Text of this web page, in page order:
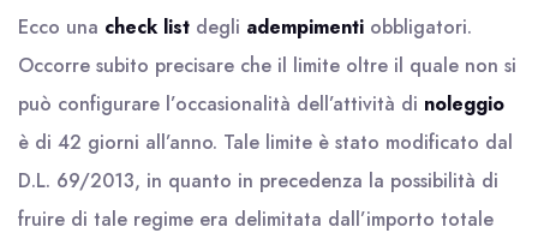
Ecco una check list degli adempimenti obbligatori.
Occorre subito precisare che il limite oltre il quale non si
può configurare l’occasionalità dell’attività di noleggio
è di 42 giorni all’anno. Tale limite è stato modificato dal
D.L. 69/2013, in quanto in precedenza la possibilità di
fruire di tale regime era delimitata dall’importo totale